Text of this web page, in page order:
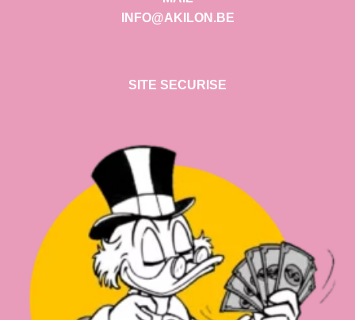
INFO@AKILON.BE
SITE SECURISE